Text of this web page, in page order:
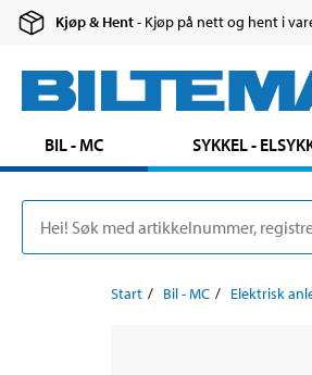
Kjøp & Hent- Kjøp på nett og hent i
BIL - MC SYKKEL -
Start Bil - MC Elektrisk